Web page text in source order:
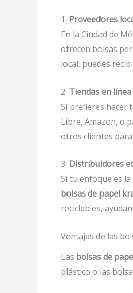
1. Proveedores
En la Ciudad de
ofrecen bolsas
local, puedes
2. Tiendas en línea
Si prefieres hacer
Libre, Amazon, o
otros clientes
3. Distribuidores
Si tu enfoque es
bolsas de papel
reciclables,
Ventajas de las
Las bolsas de
plástico o las